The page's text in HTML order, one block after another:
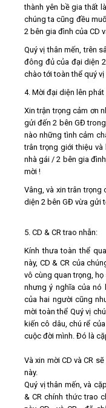
thành yên bề gia thất
chúng ta cũng đều
2 bên gia đình của CD
Quý vị thân mến, trên
đông đủ của đại diện
chào tới toàn thể quý vị
4. Mời đại diện lên phát
Xin trận trọng cảm ơn
gửi đến 2 bên GĐ
nào những tình cảm
trân trọng giới thiệu
nhà gái / 2 bên gia
mời !
Vâng, và xin trân
diện 2 bên GĐ vừa gửi
5. CD & CR trao nhẫn:
Kính thưa toàn thể
này, CD & CR của
vô cùng quan trọng,
nhưng ý nghĩa của nó
của hai người cũng
mời toàn thể Quý vị
kiến cô dâu, chú rể
cuộc đời mình. Đó là
Và xin mời CD và CR
này.
Quý vị thân mến, và
& CR chính thức trao